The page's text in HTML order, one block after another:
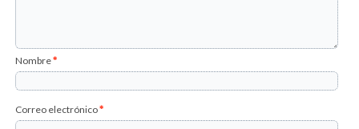
Nombre*
Correo electrónico*